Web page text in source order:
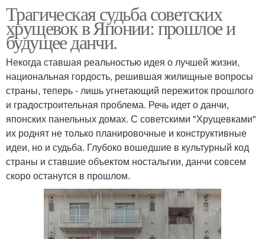
Трагическая судьба советских
хрущевок в Японии: прошлое и
будущее данчи.
Некогда ставшая реальностью идея о лучшей жизни,
национальная гордость, решившая жилищные вопросы
страны, теперь - лишь угнетающий пережиток прошлого
и градостроительная проблема. Речь идет о данчи,
японских панельных домах. С советскими "Хрущевками"
их роднят не только планировочные и конструктивные
идеи, но и судьба. Глубоко вошедшие в культурный код
страны и ставшие объектом ностальгии, данчи совсем
скоро останутся в прошлом.